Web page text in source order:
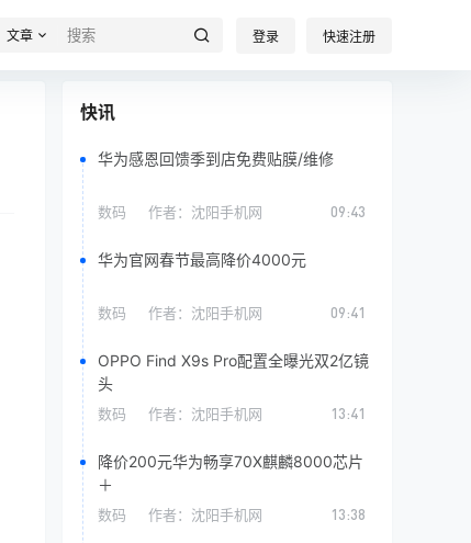
文章 登录 快速注册
快讯
华为感恩回馈季到店免费贴膜/维修
数码 作者： 沈阳手机网 09:43
华为官网春节最高降价4000元
数码 作者： 沈阳手机网 09:41
OPPO Find X9s Pro配置全曝光双2亿镜
头
数码 作者： 沈阳手机网 13:41
降价200元华为畅享70X麒麟8000芯片
＋
数码 作者： 沈阳手机网 13:38